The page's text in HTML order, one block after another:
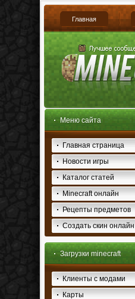
Главная
Меню сайта
Главная страница
Новости игры
Каталог статей
Minecraft онлайн
Рецепты предметов
Создать скин онлайн
Загрузки minecraft
Клиенты с модами
Карты